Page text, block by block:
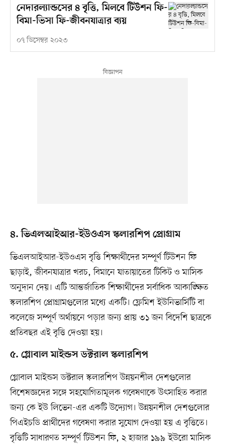
নেদারল্যান্ডসের ৪ বৃত্তি, মিলবে টিউশন ফি-
বিমা-ভিসা ফি-জীবনযাত্রার ব্যয়
০৭ ডিসেম্বর ২০২৩
৪. ভিএলআইআর-ইউওএস স্কলারশিপ প্রোগ্রাম
ভিএলআইআর-ইউওএস বৃত্তি শিক্ষার্থীদের সম্পূর্ণ টিউশন ফি
ছাড়াই, জীবনযাত্রার খরচ, বিমানে যাতায়াতের টিকিট ও মাসিক
অনুদান দেয়। এটি আন্তর্জাতিক শিক্ষার্থীদের সর্বাধিক আকাঙ্ক্ষিত
স্কলারশিপ প্রোগ্রামগুলোর মধ্যে একটি। ফ্লেমিশ ইউনিভার্সিটি বা
কলেজে সম্পূর্ণ অর্থায়নে পড়ার জন্য প্রায় ৩১ জন বিদেশি ছাত্রকে
প্রতিবছর এই বৃত্তি দেওয়া হয়।
৫. গ্লোবাল মাইন্ডস ডক্টরাল স্কলারশিপ
গ্লোবাল মাইন্ডস ডক্টরাল স্কলারশিপ উন্নয়নশীল দেশগুলোর
বিশেষজ্ঞদের সঙ্গে সহযোগিতামূলক গবেষণাকে উৎসাহিত করার
জন্য কে ইউ লিভেন-এর একটি উদ্যোগ। উন্নয়নশীল দেশগুলোর
পিএইচডি প্রার্থীদের গবেষণা করার সুযোগ দেওয়া হয় এ বৃত্তিতে।
বৃত্তিটি সাধারণত সম্পূর্ণ টিউশন ফি, ২ হাজার ১৯৯ ইউরো মাসিক